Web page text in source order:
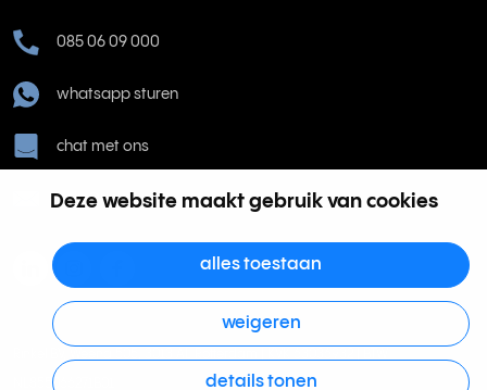
Deze website maakt gebruik van cookies
alles toestaan
weigeren
details tonen
085 06 09 000
whatsapp sturen
chat met ons
help@rinkel.nl
NL855066271B01